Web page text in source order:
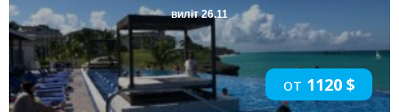
виліт 26.11
от 1120 $